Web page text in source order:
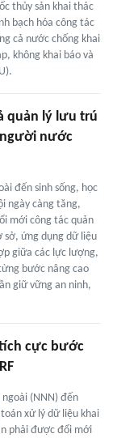
thủy sản khai thác
bạch hóa công tác
cả nước chống khai
không khai báo và
quản lý lưu trú
nước
đến sinh sống, học
ngày càng tăng,
mới công tác quản
sở, ứng dụng dữ liệu
giữa các lực lượng,
bước nâng cao
giữ vững an ninh,
cực bước
(NNN) đến
xử lý dữ liệu khai
phải được đổi mới